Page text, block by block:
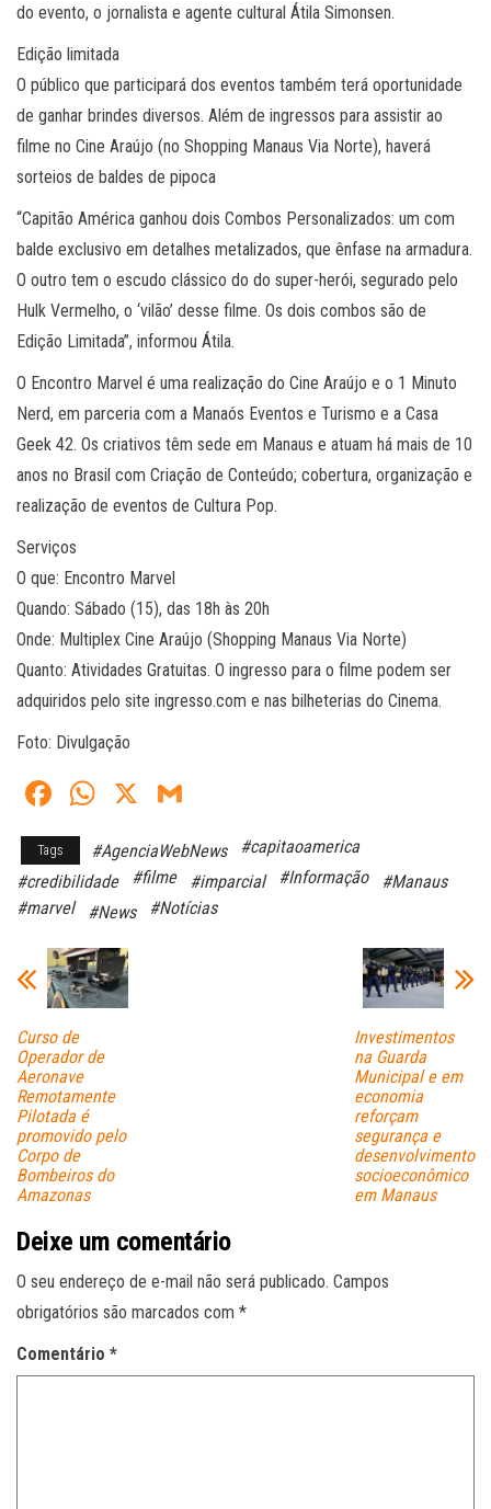
do evento, o jornalista e agente cultural Átila Simonsen.
Edição limitada
O público que participará dos eventos também terá oportunidade
de ganhar brindes diversos. Além de ingressos para assistir ao
filme no Cine Araújo (no Shopping Manaus Via Norte), haverá
sorteios de baldes de pipoca
“Capitão América ganhou dois Combos Personalizados: um com
balde exclusivo em detalhes metalizados, que ênfase na armadura.
O outro tem o escudo clássico do do super-herói, segurado pelo
Hulk Vermelho, o ‘vilão’ desse filme. Os dois combos são de
Edição Limitada”, informou Átila.
O Encontro Marvel é uma realização do Cine Araújo e o 1 Minuto
Nerd, em parceria com a Manaós Eventos e Turismo e a Casa
Geek 42. Os criativos têm sede em Manaus e atuam há mais de 10
anos no Brasil com Criação de Conteúdo; cobertura, organização e
realização de eventos de Cultura Pop.
Serviços
O que: Encontro Marvel
Quando: Sábado (15), das 18h às 20h
Onde: Multiplex Cine Araújo (Shopping Manaus Via Norte)
Quanto: Atividades Gratuitas. O ingresso para o filme podem ser
adquiridos pelo site ingresso.com e nas bilheterias do Cinema.
Foto: Divulgação
Fa
ce
bo
ok
W
ts
A
pp
X
ail
Tags #AgenciaWebNews
#capitaoamerica
#credibilidade
#filme #imparcial #Informação
#Manaus
#marvel
#News #Notícias
Curso de
Operador de
Aeronave
Remotamente
Pilotada é
promovido pelo
Corpo de
Bombeiros do
Amazonas
Investimentos
na Guarda
Municipal e em
economia
reforçam
segurança e
desenvolvimento
socioeconômico
em Manaus
Deixe um comentário
O seu endereço de e-mail não será publicado. Campos
obrigatórios são marcados com *
Comentário *